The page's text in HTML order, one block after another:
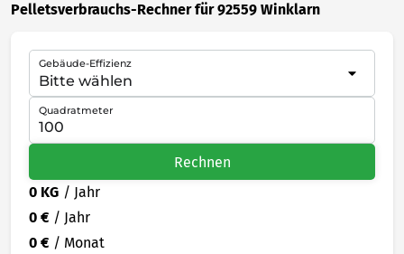
Pelletsverbrauchs-Rechner für 92559 Winklarn
Gebäude-Effizienz
Quadratmeter
Rechnen
0 KG / Jahr
0 € / Jahr
0 € / Monat